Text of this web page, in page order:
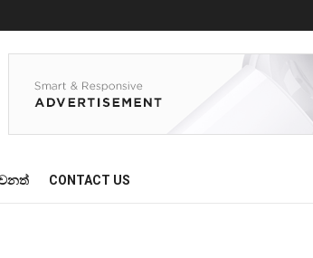
CONTACT US